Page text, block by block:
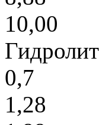
10,00
0,7
1,28